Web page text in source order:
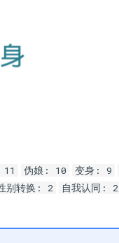
伪娘: 10 变身: 9
别转换: 2 自我认同: 2